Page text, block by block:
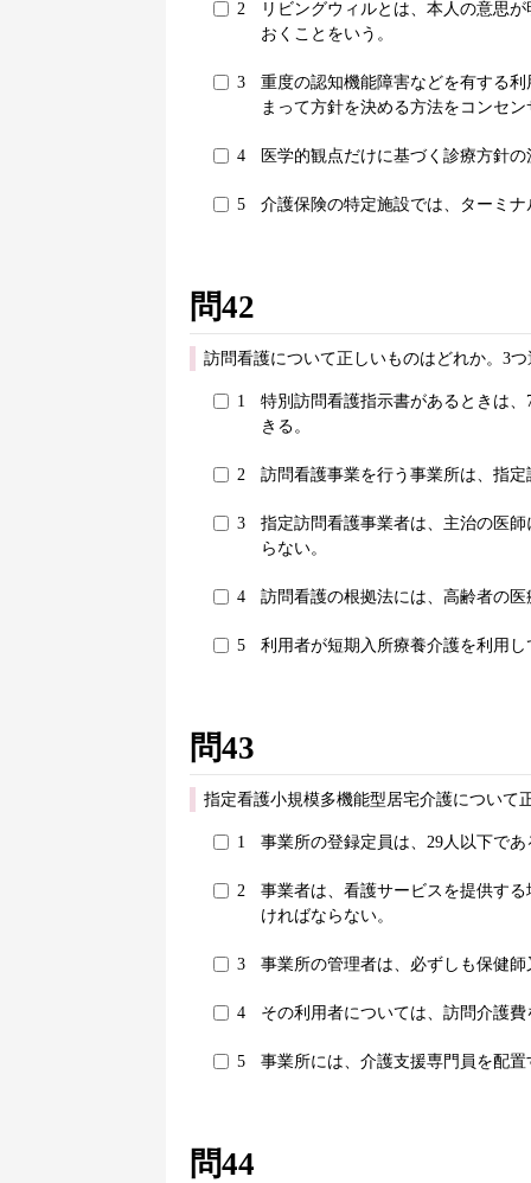
2
リビングウィルとは、本人の意思
おくことをいう。
3
重度の認知機能障害などを有する
まって方針を決める方法をコンセ
4 医学的観点だけに基づく診療方針
5 介護保険の特定施設では、ターミ
問42
訪問看護について正しいものはどれか。3
1
特別訪問看護指示書があるときは
きる。
2 訪問看護事業を行う事業所は、指
3
指定訪問看護事業者は、主治の医
らない。
4 訪問看護の根拠法には、高齢者の
5 利用者が短期入所療養介護を利用
問43
指定看護小規模多機能型居宅介護について
1 事業所の登録定員は、29人以下であ
2
事業者は、看護サービスを提供す
ければならない。
3 事業所の管理者は、必ずしも保健
4 その利用者については、訪問介護
5 事業所には、介護支援専門員を配
問44